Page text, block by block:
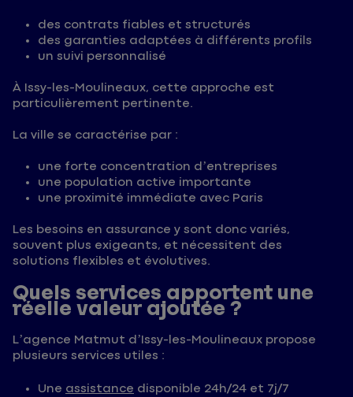
des contrats fiables et structurés
des garanties adaptées à différents profils
un suivi personnalisé
À Issy-les-Moulineaux, cette approche est
particulièrement pertinente.
La ville se caractérise par :
une forte concentration d’entreprises
une population active importante
une proximité immédiate avec Paris
Les besoins en assurance y sont donc variés,
souvent plus exigeants, et nécessitent des
solutions flexibles et évolutives.
Quels services apportent une
réelle valeur ajoutée ?
L’agence Matmut d’Issy-les-Moulineaux propose
plusieurs services utiles :
Une assistance disponible 24h/24 et 7j/7